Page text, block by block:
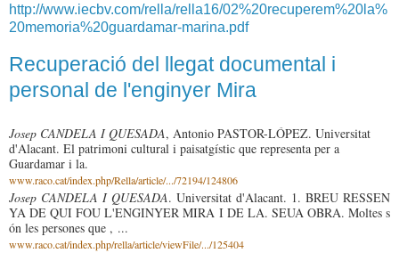
http://www.iecbv.com/rella/rella16/02%20recuperem%20la%
20memoria%20guardamar-marina.pdf
Recuperació del llegat documental i
personal de l'enginyer Mira
Josep CANDELA I QUESADA, Antonio PASTOR-LÓPEZ. Universitat
d'Alacant. El patrimoni cultural i paisatgístic que representa per a
Guardamar i la.
www.raco.cat/index.php/Rella/article/.../72194/124806
Josep CANDELA I QUESADA. Universitat d'Alacant. 1. BREU RESSEN
YA DE QUI FOU L'ENGINYER MIRA I DE LA. SEUA OBRA. Moltes s
ón les persones que , ...
www.raco.cat/index.php/rella/article/viewFile/.../125404